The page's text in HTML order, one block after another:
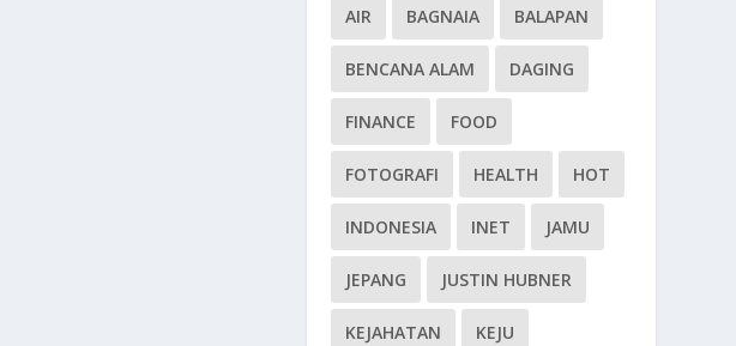
AIR BAGNAIA BALAPAN
BENCANA ALAM DAGING
FINANCE FOOD
FOTOGRAFI HEALTH HOT
INDONESIA INET JAMU
JEPANG JUSTIN HUBNER
KEJAHATAN KEJU